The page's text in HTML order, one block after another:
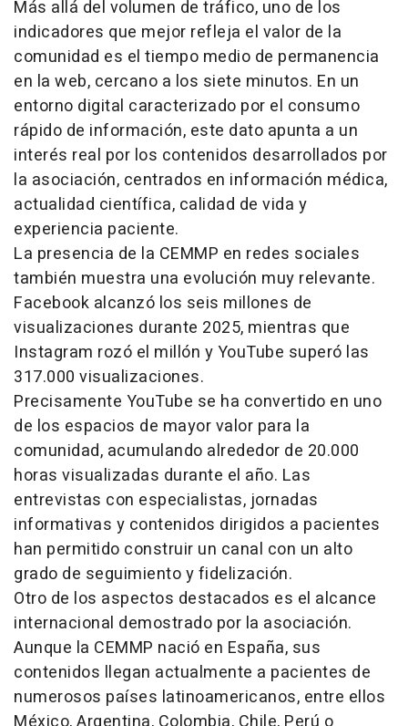
Más allá del volumen de tráfico, uno de los
indicadores que mejor refleja el valor de la
comunidad es el tiempo medio de permanencia
en la web, cercano a los siete minutos. En un
entorno digital caracterizado por el consumo
rápido de información, este dato apunta a un
interés real por los contenidos desarrollados por
la asociación, centrados en información médica,
actualidad científica, calidad de vida y
experiencia paciente.
La presencia de la CEMMP en redes sociales
también muestra una evolución muy relevante.
Facebook alcanzó los seis millones de
visualizaciones durante 2025, mientras que
Instagram rozó el millón y YouTube superó las
317.000 visualizaciones.
Precisamente YouTube se ha convertido en uno
de los espacios de mayor valor para la
comunidad, acumulando alrededor de 20.000
horas visualizadas durante el año. Las
entrevistas con especialistas, jornadas
informativas y contenidos dirigidos a pacientes
han permitido construir un canal con un alto
grado de seguimiento y fidelización.
Otro de los aspectos destacados es el alcance
internacional demostrado por la asociación.
Aunque la CEMMP nació en España, sus
contenidos llegan actualmente a pacientes de
numerosos países latinoamericanos, entre ellos